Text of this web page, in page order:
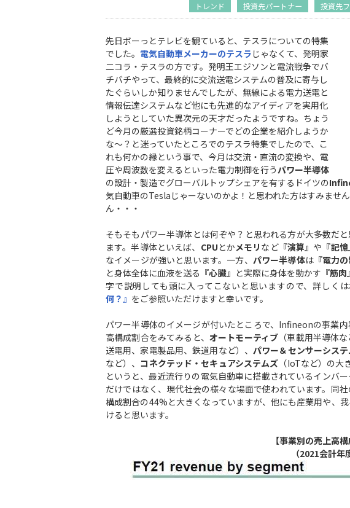
トレンド
投資先パートナー 投資先
先日ボーっとテレビを観ていると、テスラについての特集
でした。 電気自動車メーカーのテスラ じゃなくて、発明家
二コラ・テスラの方です。発明王エジソンと電流戦争でバ
チバチやって、最終的に交流送電システムの普及に寄与し
たぐらいしか知りませんでしたが、無線による電力送電と
情報伝達システムなど他にも先進的なアイディアを実用化
しようとしていた異次元の天才だったようですね。ちょう
ど今月の厳選投資銘柄コーナーでどの企業を紹介しようか
な～？と迷っていたところでのテスラ特集でしたので、こ
れも何かの縁という事で、今月は交流・直流の変換や、電
圧や周波数を変えるといった電力制御を行うパワー半導体
の設計・製造でグローバルトップシェアを有するドイツの
気自動車のTeslaじゃーないのかよ！と思われた方はすみませ
ん・・・
そもそもパワー半導体とは何ぞや？と思われる方が大多数だ
ます。半導体といえば、 CPUとかメモリ など『演算』 や 『記憶
なイメージが強いと思います。一方、 パワー半導体は『電力の
と身体全体に血液を送る 『心臓』 と実際に身体を動かす 『筋肉』
字で説明しても頭に入ってこないと思いますので、詳しく
何？』 をご参照いただけますと幸いです。
パワー半導体のイメージが付いたところで、Infineonの事業
高構成割合をみてみると、 オートモーティブ （車載用半導体な
送電用、家電製品用、鉄道用など）、パワー＆センサーシス
など）、 コネクテッド・セキュアシステムズ （IoTなど）の
というと、最近流行りの電気自動車に搭載されているインバ
だけではなく、現代社会の様々な場面で使われています。同
構成割合の44%と大きくなっていますが、他にも産業用や、
けると思います。
【事業別の売上高構
（2021会計年